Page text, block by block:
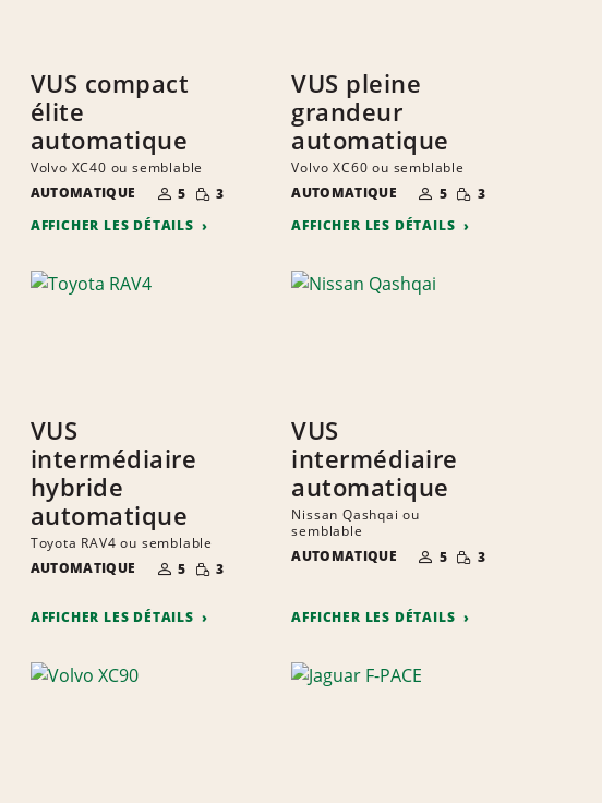
VUS compact
élite
automatique
Volvo XC40 ou semblable
AUTOMATIQUE
NOMBRE DE
PERSONNES
5 QUANTITÉ
RÉDUITE
3
AFFICHER LES DÉTAILS
VUS pleine
grandeur
automatique
Volvo XC60 ou semblable
AUTOMATIQUE
NOMBRE DE
PERSONNES
5 QUANTITÉ
RÉDUITE
3
AFFICHER LES DÉTAILS
VUS
intermédiaire
hybride
automatique
Toyota RAV4 ou semblable
AUTOMATIQUE
NOMBRE DE
PERSONNES
5 QUANTITÉ
RÉDUITE
3
AFFICHER LES DÉTAILS
VUS
intermédiaire
automatique
Nissan Qashqai ou
semblable
AUTOMATIQUE
NOMBRE DE
PERSONNES
5 QUANTITÉ
RÉDUITE
3
AFFICHER LES DÉTAILS